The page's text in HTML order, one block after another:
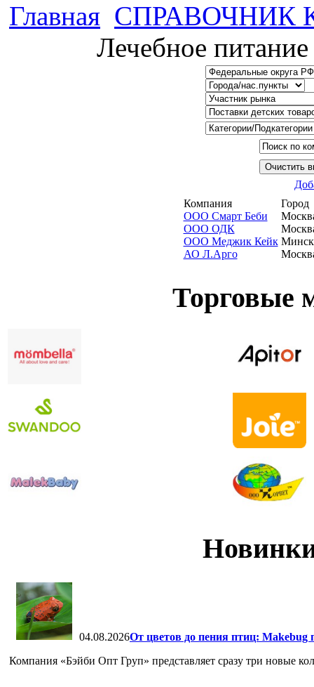
Главная СПРАВОЧНИК
Лечебное
Компания
Город
ООО Смарт Беби
ООО ОДК
ООО Меджик Кейк Минск
АО Л.Арго
Торговые
04.08.2026От цветов до пения птиц: Makebug
Компания «Бэйби Опт Груп» представляет сразу три новые